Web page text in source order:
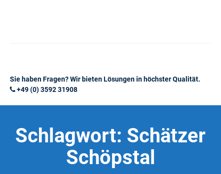
Sie haben Fragen? Wir bieten Lösungen in höchster Qualität.
+49 (0) 3592 31908
Schlagwort: Schätzer
Schöpstal